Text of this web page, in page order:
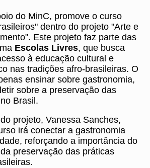
do MinC, promove o curso
dentro do projeto "Arte e
Este projeto faz parte das
Escolas Livres, que busca
à educação cultural e
nas tradições afro-brasileiras. O
ensinar sobre gastronomia,
sobre a preservação das
Brasil.
projeto, Vanessa Sanches,
irá conectar a gastronomia
reforçando a importância do
preservação das práticas